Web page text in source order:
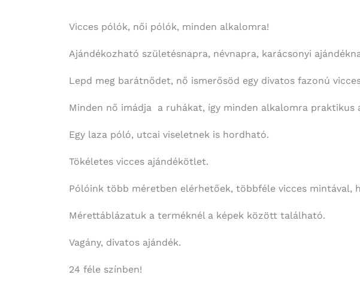
Vicces pólók, női pólók, minden alkalomra!
Ajándékozható születésnapra, névnapra, karácsonyi
Lepd meg barátnődet, nő ismerősöd egy divatos fazonú
Minden nő imádja a ruhákat, így minden alkalomra praktikus
Egy laza póló, utcai viseletnek is hordható.
Tökéletes vicces ajándékötlet.
Pólóink több méretben elérhetőek, többféle vicces mintával,
Mérettáblázatuk a terméknél a képek között található.
Vagány, divatos ajándék.
24 féle színben!